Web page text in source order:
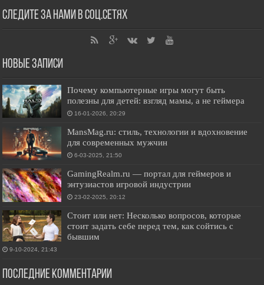
Следите за нами в соц.сетях
Новые записи
Почему компьютерные игры могут быть
полезны для детей: взгляд мамы, а не геймера
16-01-2026, 20:29
MansMag.ru: стиль, технологии и вдохновение
для современных мужчин
6-03-2025, 21:50
GamingRealm.ru — портал для геймеров и
энтузиастов игровой индустрии
23-02-2025, 20:12
Стоит или нет: Несколько вопросов, которые
стоит задать себе перед тем, как сойтись с
бывшим
9-10-2024, 21:43
Последние комментарии